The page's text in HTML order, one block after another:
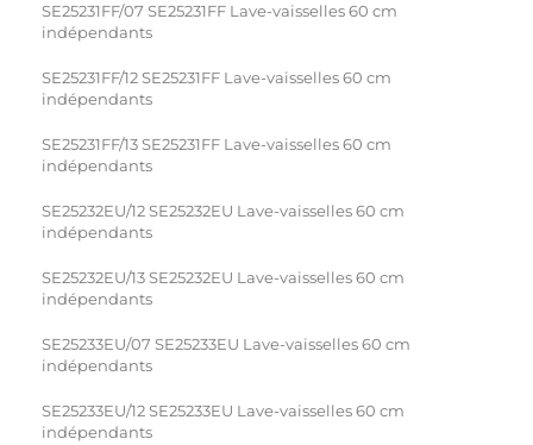
SE25231FF/07 SE25231FF Lave-vaisselles 60 cm
indépendants
SE25231FF/12 SE25231FF Lave-vaisselles 60 cm
indépendants
SE25231FF/13 SE25231FF Lave-vaisselles 60 cm
indépendants
SE25232EU/12 SE25232EU Lave-vaisselles 60 cm
indépendants
SE25232EU/13 SE25232EU Lave-vaisselles 60 cm
indépendants
SE25233EU/07 SE25233EU Lave-vaisselles 60 cm
indépendants
SE25233EU/12 SE25233EU Lave-vaisselles 60 cm
indépendants